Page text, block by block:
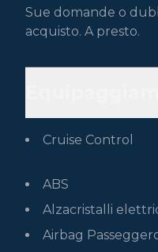
Sue domande o
acquisto. A presto.
Cruise Control
ABS
Alzacristalli
Airbag